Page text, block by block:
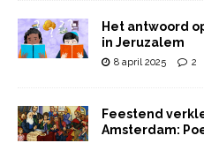
Het antwoord
in Jeruzalem
8 april 2025 2
Feestend
Amsterdam: